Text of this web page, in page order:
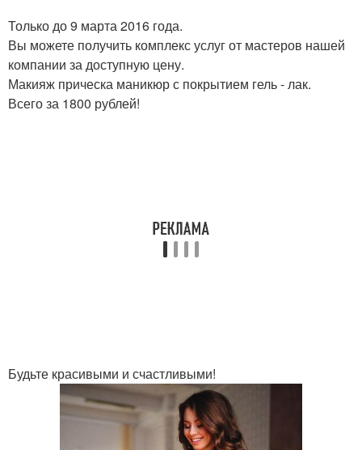
Только до 9 марта 2016 года.
Вы можете получить комплекс услуг от мастеров нашей
компании за доступную цену.
Макияж прическа маникюр с покрытием гель - лак.
Всего за 1800 рублей!
Будьте красивыми и счастливыми!